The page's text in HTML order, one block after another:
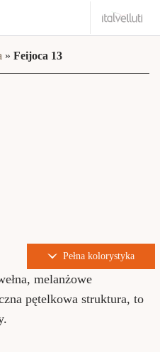
» Feijoca 13
Pełna kolorystyka
melanżowe
pętelkowa struktura, to